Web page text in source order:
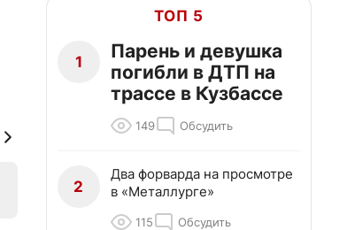
ТОП 5
1
Парень и девушка
погибли в ДТП на
трассе в Кузбассе
149 Обсудить
2
Два форварда на просмотре
в «Металлурге»
115 Обсудить